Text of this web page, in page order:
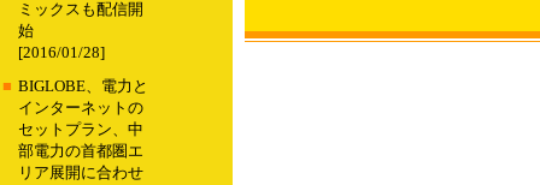
ミックスも配信開
始
[2016/01/28]
■ BIGLOBE、電力と
インターネットの
セットプラン、中
部電力の首都圏エ
リア展開に合わせ